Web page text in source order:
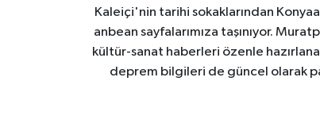
Kaleiçi'nin tarihi sokaklarından
anbean sayfalarımıza taşınıyor.
kültür-sanat haberleri özenle
deprem bilgileri de güncel olarak